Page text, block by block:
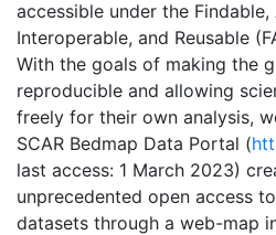
accessible under the Findable,
Interoperable, and Reusable
With the goals of making the
reproducible and allowing
freely for their own analysis,
SCAR Bedmap Data Portal (
last access: 1 March 2023)
unprecedented open access
datasets through a web-map